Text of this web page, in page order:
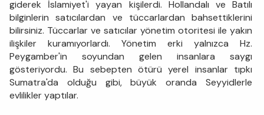
giderek İslamiyet'i yayan kişilerdi. Hollandalı ve Batılı
bilginlerin satıcılardan ve tüccarlardan bahsettiklerini
bilirsiniz. Tüccarlar ve satıcılar yönetim otoritesi ile yakın
ilişkiler kuramıyorlardı. Yönetim erki yalnızca Hz.
Peygamber'in soyundan gelen insanlara saygı
gösteriyordu. Bu sebepten ötürü yerel insanlar tıpkı
Sumatra'da olduğu gibi, büyük oranda Seyyidlerle
evlilikler yaptılar.